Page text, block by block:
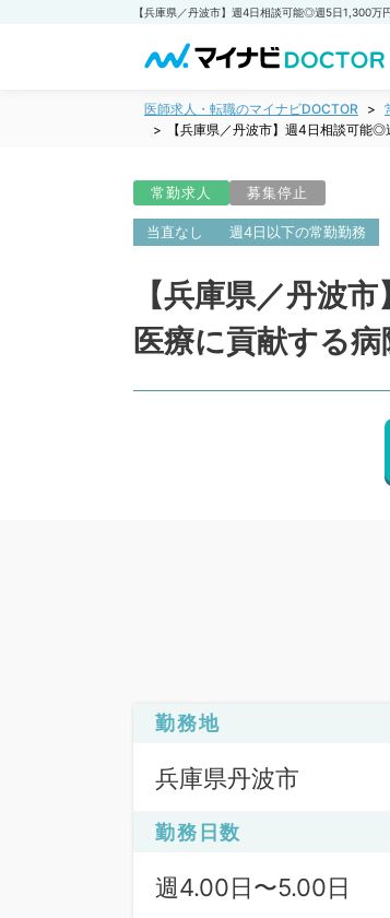
医師求人・転職のマイナビDOCTOR
【兵庫県／丹波市】週4日相談可能
常勤求人 募集停止
当直なし 週4日以下の常勤勤務
【兵庫県／丹波
医療に貢献する
勤務地
兵庫県丹波市
勤務日数
週4.00日〜5.00日